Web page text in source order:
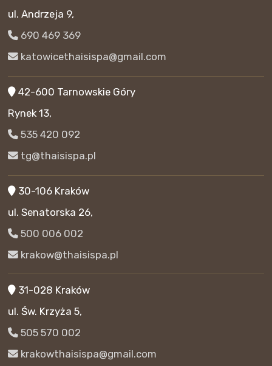
ul. Andrzeja 9,
690 469 369
katowicethaisispa@gmail.com
42-600 Tarnowskie Góry
Rynek 13,
535 420 092
tg@thaisispa.pl
30-106 Kraków
ul. Senatorska 26,
500 006 002
krakow@thaisispa.pl
31-028 Kraków
ul. Św. Krzyża 5,
505 570 002
krakowthaisispa@gmail.com